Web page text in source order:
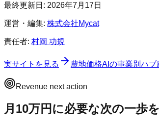
最終更新日: 2026年7月17日
運営・編集: 株式会社Mycat
責任者: 村岡 功規
実サイトを見る 農地価格AI の事業別ハブ
Revenue next action
月10万円に必要な次の一歩